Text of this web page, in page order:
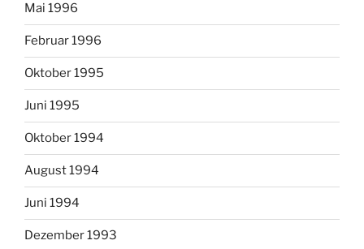
Mai 1996
Februar 1996
Oktober 1995
Juni 1995
Oktober 1994
August 1994
Juni 1994
Dezember 1993